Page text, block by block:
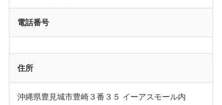
電話番号
住所
沖縄県豊見城市豊崎３番３５ イーアスモール内